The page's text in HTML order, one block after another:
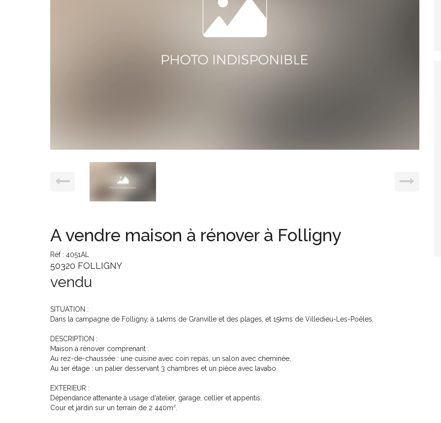
A vendre maison à rénover à Folligny
Réf : 4051AL
50320 FOLLIGNY
vendu
SITUATION :
Dans la campagne de Folligny, à 14kms de Granville et des plages, et 15kms de Villedieu-Les-Poêles.
DESCRIPTION :
Maison à rénover comprenant :
Au rez-de-chaussée : une cuisine avec coin repas, un salon avec cheminée,
Au 1er étage : un palier desservant 3 chambres et un pièce avec lavabo.
EXTERIEUR :
Dépendance attenante à usage d'atelier, garage, cellier et appentis.
Cour et jardin sur un terrain de 2 440m².